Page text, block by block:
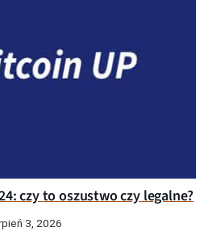
czy to oszustwo czy legalne?
3, 2026